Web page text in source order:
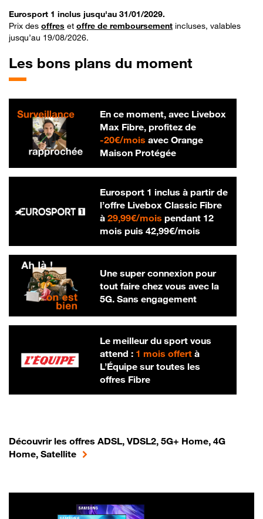
Eurosport 1 inclus jusqu'au 31/01/2029.
Prix des offres et offre de remboursement incluses, valables
jusqu’au 19/08/2026.
Les bons plans du moment
En ce moment, avec Livebox
Max Fibre, profitez de
-20€/mois20 € par mois
avec Orange
Maison Protégée
Eurosport 1 inclus à partir de
l’offre Livebox Classic Fibre
à 29,99€/mois29,99 € par mois
pendant 12
mois puis 42,99€/mois42,99 € par
Une super connexion pour
tout faire chez vous avec la
5G. Sans engagement
Le meilleur du sport vous
attend : 1 mois offertà
L’Équipe sur toutes les
offres Fibre
Découvrir les offres ADSL, VDSL2, 5G+ Home, 4G
Home, Satellite